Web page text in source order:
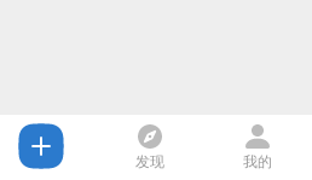
发现 我的